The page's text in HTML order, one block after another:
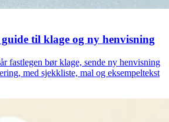
til klage og ny henvisning
fastlegen bør klage, sende ny henvisning
med sjekkliste, mal og eksempeltekst